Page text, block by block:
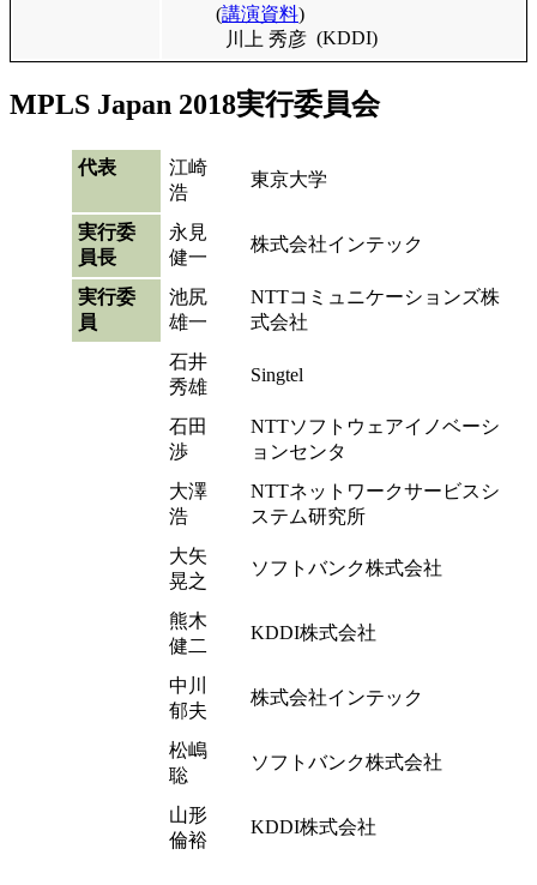
(講演資料)
川上 秀彦 (KDDI)
MPLS Japan 2018実行委員会
代表
江崎
浩
東京大学
実行委
員長
永見
健一
株式会社インテック
実行委
員
池尻
雄一
NTTコミュニケーションズ株
式会社
石井
秀雄
Singtel
石田
渉
NTTソフトウェアイノベーシ
ョンセンタ
大澤
浩
NTTネットワークサービスシ
ステム研究所
大矢
晃之
ソフトバンク株式会社
熊木
健二
KDDI株式会社
中川
郁夫
株式会社インテック
松嶋
聡
ソフトバンク株式会社
山形
倫裕
KDDI株式会社